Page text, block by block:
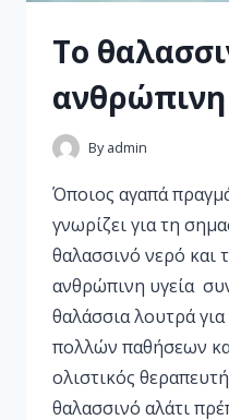
Το
ανθρώπινη
By admin
Όποιος αγαπά
γνωρίζει για τη
θαλασσινό νερό και
ανθρώπινη υγεία
θαλάσσια λουτρά
πολλών παθήσεων
ολιστικός
θαλασσινό αλάτι